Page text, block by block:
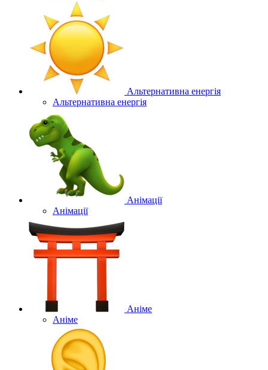
Альтернативна енергія
Альтернативна енергія
Анімації
Анімації
Аніме
Аніме